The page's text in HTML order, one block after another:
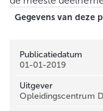
Gegevens van deze
Publicatiedatum
01-01-2019
Uitgever
Opleidingscentrum